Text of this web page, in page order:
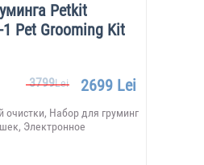
Petkit
Pet Grooming Kit
3799Lei 2699 Lei
очистки, Набор для груминг
Электронное